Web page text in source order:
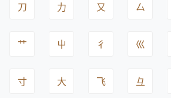
刀 力 又 厶
艹 屮 彳 巛
寸 大 飞 彑